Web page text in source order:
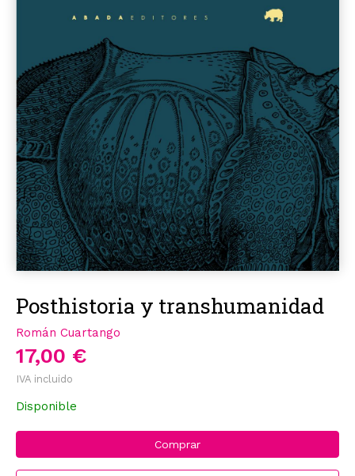
Posthistoria y transhumanidad
Román Cuartango
17,00 €
IVA incluido
Disponible
Comprar